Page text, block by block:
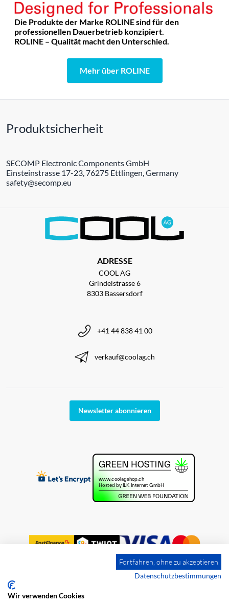
Die Produkte der Marke ROLINE sind für den
professionellen Dauerbetrieb konzipiert.
ROLINE – Qualität macht den Unterschied.
Mehr über ROLINE
Produktsicherheit
SECOMP Electronic Components GmbH
Einsteinstrasse 17-23, 76275 Ettlingen, Germany
safety@secomp.eu
ADRESSE
COOL AG
Grindelstrasse 6
8303 Bassersdorf
+41 44 838 41 00
verkauf@coolag.ch
Newsletter abonnieren
Impressum
Fortfahren, ohne zu akzeptieren
Datenschutzbestimmungen
Wir verwenden Cookies